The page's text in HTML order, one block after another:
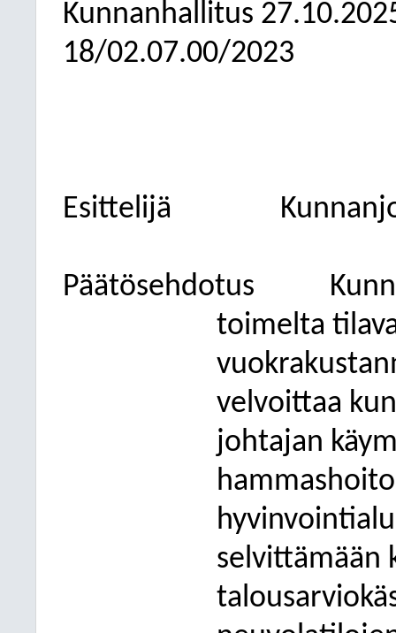
Kunnanhallitus
18/02.07.00/2023
Esittelijä
Päätösehdotus
toimelta
velvoittaa
johtajan
selvittämään